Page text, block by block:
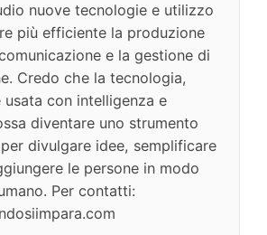
nuove tecnologie e utilizzo
più efficiente la produzione
e la gestione di
Credo che la tecnologia,
usata con intelligenza e
diventare uno strumento
divulgare idee, semplificare
le persone in modo
Per contatti: